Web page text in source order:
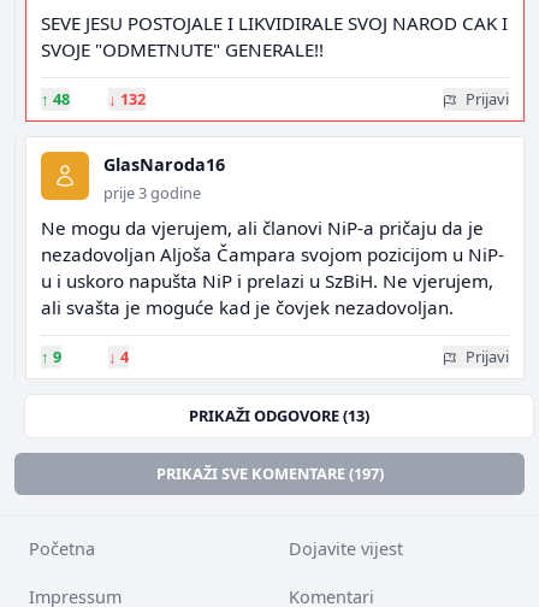
SEVE JESU POSTOJALE I LIKVIDIRALE SVOJ NAROD CAK I
SVOJE "ODMETNUTE" GENERALE!!
↑ 48 ↓ 132 Prijavi
GlasNaroda16
prije 3 godine
Ne mogu da vjerujem, ali članovi NiP-a pričaju da je
nezadovoljan Aljoša Čampara svojom pozicijom u NiP-
u i uskoro napušta NiP i prelazi u SzBiH. Ne vjerujem,
ali svašta je moguće kad je čovjek nezadovoljan.
↑ 9 ↓ 4 Prijavi
PRIKAŽI ODGOVORE (13)
PRIKAŽI SVE KOMENTARE (197)
Početna Dojavite vijest
Impressum Komentari